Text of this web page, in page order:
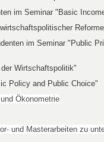
im Seminar "Basic
im Seminar "Public
Wirtschaftspolitik"
Policy and Public Choice"
Ökonometrie
und Masterarbeiten zu